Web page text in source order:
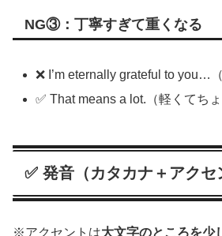
NG③：丁寧すぎて重くなる
❌ I’m eternally grateful to you…
✅ That means a lot.（軽くてちょ
✅ 発音（カタカナ＋アクセ
※アクセントは大文字のところを少